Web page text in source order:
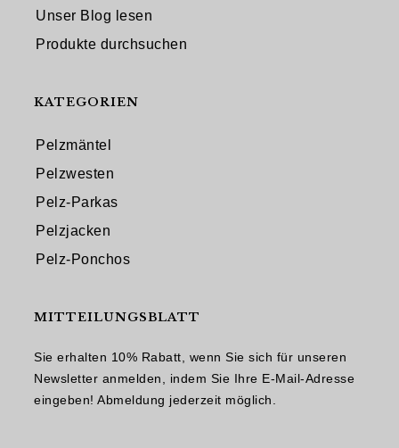
Unser Blog lesen
Produkte durchsuchen
KATEGORIEN
Pelzmäntel
Pelzwesten
Pelz-Parkas
Pelzjacken
Pelz-Ponchos
MITTEILUNGSBLATT
Sie erhalten 10% Rabatt, wenn Sie sich für unseren
Newsletter anmelden, indem Sie Ihre E-Mail-Adresse
eingeben! Abmeldung jederzeit möglich.